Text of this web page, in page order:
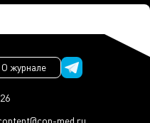
med.ru
О журнале